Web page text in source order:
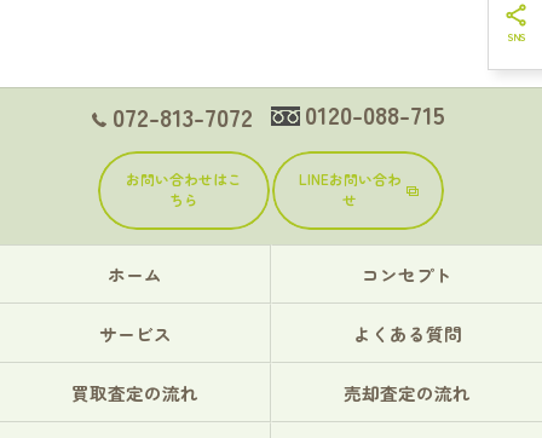
072-813-7072 0120-088-715
お問い合わせはこ
ちら
LINEお問い合わ
せ
ホーム コンセプト
サービス よくある質問
買取査定の流れ 売却査定の流れ